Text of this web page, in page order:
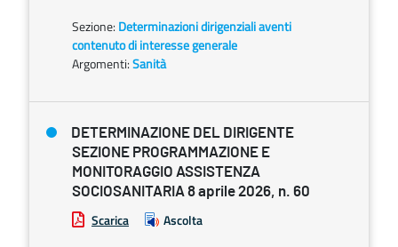
Sezione: Determinazioni dirigenziali aventi
contenuto di interesse generale
Argomenti:Sanità
DETERMINAZIONE DEL DIRIGENTE
SEZIONE PROGRAMMAZIONE E
MONITORAGGIO ASSISTENZA
SOCIOSANITARIA 8 aprile 2026, n. 60
Scarica Ascolta